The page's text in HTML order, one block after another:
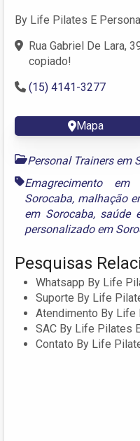
By Life Pilates E
Rua Gabriel De Lara,
copiado!
(15) 4141-3277
Mapa
Personal Trainers em
Emagrecimento em
Sorocaba, malhação
em Sorocaba, saúde
personalizado em
Pesquisas
Whatsapp By Life
Suporte By Life
Atendimento By Life
SAC By Life Pilates
Contato By Life